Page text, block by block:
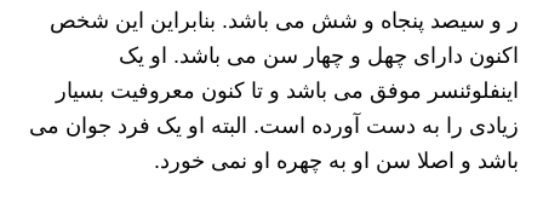
ر و سیصد پنجاه و شش می باشد. بنابراین این شخص
اکنون دارای چهل و چهار سن می باشد. او یک
اینفلوئنسر موفق می باشد و تا کنون معروفیت بسیار
زیادی را به دست آورده است. البته او یک فرد جوان می
باشد و اصلا سن او به چهره او نمی خورد.